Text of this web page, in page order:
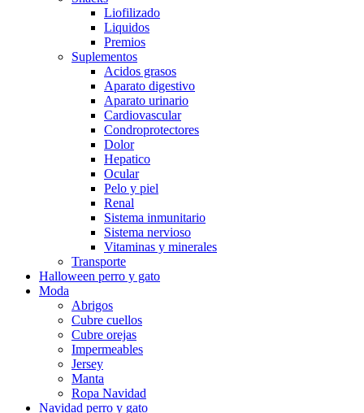
Liofilizado
Liquidos
Premios
Suplementos
Acidos grasos
Aparato digestivo
Aparato urinario
Cardiovascular
Condroprotectores
Dolor
Hepatico
Ocular
Pelo y piel
Renal
Sistema inmunitario
Sistema nervioso
Vitaminas y minerales
Transporte
Halloween perro y gato
Moda
Abrigos
Cubre cuellos
Cubre orejas
Impermeables
Jersey
Manta
Ropa Navidad
Navidad perro y gato